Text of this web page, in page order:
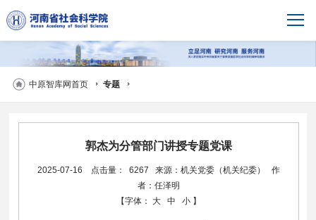
中原智库网首页 专题
郭杰为分管部门讲授专题党课
2025-07-16 点击量： 6267 来源：机关党委（机关纪委）
作
者：任泽明
【字体：
大 中 小 】